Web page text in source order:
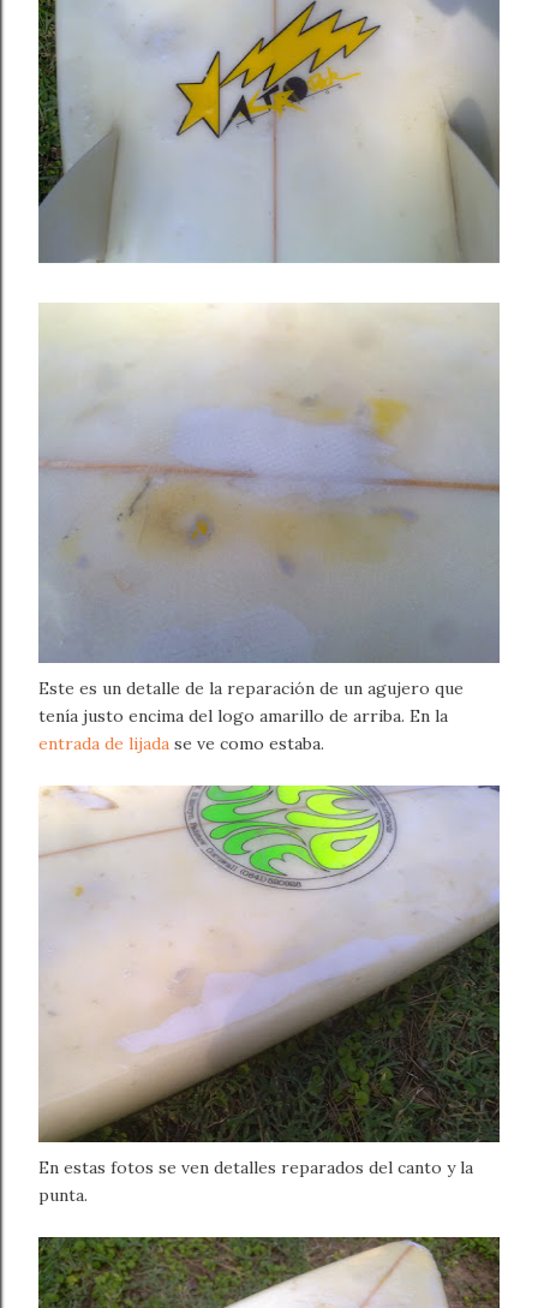
Este es un detalle de la reparación de un agujero que
tenía justo encima del logo amarillo de arriba. En la
entrada de lijada se ve como estaba.
En estas fotos se ven detalles reparados del canto y la
punta.